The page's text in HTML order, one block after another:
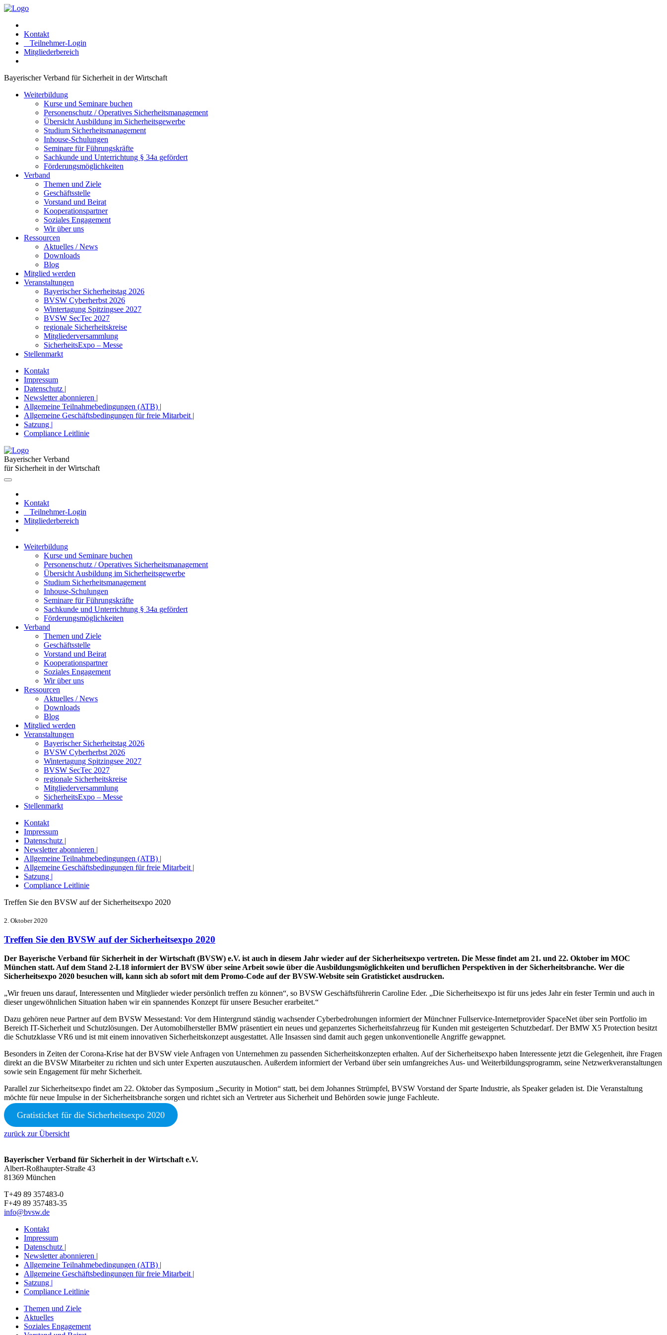
Kontakt
Teilnehmer-Login
Mitgliederbereich
Bayerischer Verband für Sicherheit in der Wirtschaft
Weiterbildung
Kurse und Seminare buchen
Personenschutz / Operatives Sicherheitsmanagement
Übersicht Ausbildung im Sicherheitsgewerbe
Studium Sicherheitsmanagement
Inhouse-Schulungen
Seminare für Führungskräfte
Sachkunde und Unterrichtung § 34a gefördert
Förderungsmöglichkeiten
Verband
Themen und Ziele
Geschäftsstelle
Vorstand und Beirat
Kooperationspartner
Soziales Engagement
Wir über uns
Ressourcen
Aktuelles / News
Downloads
Blog
Mitglied werden
Veranstaltungen
Bayerischer Sicherheitstag 2026
BVSW Cyberherbst 2026
Wintertagung Spitzingsee 2027
BVSW SecTec 2027
regionale Sicherheitskreise
Mitgliederversammlung
SicherheitsExpo – Messe
Stellenmarkt
Kontakt
Impressum
Datenschutz |
Newsletter abonnieren |
Allgemeine Teilnahmebedingungen (ATB) |
Allgemeine Geschäftsbedingungen für freie Mitarbeit |
Satzung |
Compliance Leitlinie
Bayerischer Verband
für Sicherheit in der Wirtschaft
Kontakt
Teilnehmer-Login
Mitgliederbereich
Weiterbildung
Kurse und Seminare buchen
Personenschutz / Operatives Sicherheitsmanagement
Übersicht Ausbildung im Sicherheitsgewerbe
Studium Sicherheitsmanagement
Inhouse-Schulungen
Seminare für Führungskräfte
Sachkunde und Unterrichtung § 34a gefördert
Förderungsmöglichkeiten
Verband
Themen und Ziele
Geschäftsstelle
Vorstand und Beirat
Kooperationspartner
Soziales Engagement
Wir über uns
Ressourcen
Aktuelles / News
Downloads
Blog
Mitglied werden
Veranstaltungen
Bayerischer Sicherheitstag 2026
BVSW Cyberherbst 2026
Wintertagung Spitzingsee 2027
BVSW SecTec 2027
regionale Sicherheitskreise
Mitgliederversammlung
SicherheitsExpo – Messe
Stellenmarkt
Kontakt
Impressum
Datenschutz |
Newsletter abonnieren |
Allgemeine Teilnahmebedingungen (ATB) |
Allgemeine Geschäftsbedingungen für freie Mitarbeit |
Satzung |
Compliance Leitlinie
Treffen Sie den BVSW auf der Sicherheitsexpo 2020
2. Oktober 2020
Treffen Sie den BVSW auf der Sicherheitsexpo 2020
Der Bayerische Verband für Sicherheit in der Wirtschaft (BVSW) e.V. ist auch in diesem Jahr wieder auf der Sicherheitsexpo vertreten. Die Messe findet am 21. und 22. Oktober im MOC
München statt. Auf dem Stand 2-L18 informiert der BVSW über seine Arbeit sowie über die Ausbildungsmöglichkeiten und beruflichen Perspektiven in der Sicherheitsbranche. Wer die
Sicherheitsexpo 2020 besuchen will, kann sich ab sofort mit dem Promo-Code auf der BVSW-Website sein Gratisticket ausdrucken.
„Wir freuen uns darauf, Interessenten und Mitglieder wieder persönlich treffen zu können“, so BVSW Geschäftsführerin Caroline Eder. „Die Sicherheitsexpo ist für uns jedes Jahr ein fester Termin und auch in
dieser ungewöhnlichen Situation haben wir ein spannendes Konzept für unsere Besucher erarbeitet.“
Dazu gehören neue Partner auf dem BVSW Messestand: Vor dem Hintergrund ständig wachsender Cyberbedrohungen informiert der Münchner Fullservice-Internetprovider SpaceNet über sein Portfolio im
Bereich IT-Sicherheit und Schutzlösungen. Der Automobilhersteller BMW präsentiert ein neues und gepanzertes Sicherheitsfahrzeug für Kunden mit gesteigerten Schutzbedarf. Der BMW X5 Protection besitzt
die Schutzklasse VR6 und ist mit einem innovativen Sicherheitskonzept ausgestattet. Alle Insassen sind damit auch gegen unkonventionelle Angriffe gewappnet.
Besonders in Zeiten der Corona-Krise hat der BVSW viele Anfragen von Unternehmen zu passenden Sicherheitskonzepten erhalten. Auf der Sicherheitsexpo haben Interessente jetzt die Gelegenheit, ihre Fragen
direkt an die BVSW Mitarbeiter zu richten und sich unter Experten auszutauschen. Außerdem informiert der Verband über sein umfangreiches Aus- und Weiterbildungsprogramm, seine Netzwerkveranstaltungen
sowie sein Engagement für mehr Sicherheit.
Parallel zur Sicherheitsexpo findet am 22. Oktober das Symposium „Security in Motion“ statt, bei dem Johannes Strümpfel, BVSW Vorstand der Sparte Industrie, als Speaker geladen ist. Die Veranstaltung
möchte für neue Impulse in der Sicherheitsbranche sorgen und richtet sich an Vertreter aus Sicherheit und Behörden sowie junge Fachleute.
Gratisticket für die Sicherheitsexpo 2020
zurück zur Übersicht
Bayerischer Verband für Sicherheit in der Wirtschaft e.V.
Albert-Roßhaupter-Straße 43
81369 München
T+49 89 357483-0
F+49 89 357483-35
info@bvsw.de
Kontakt
Impressum
Datenschutz |
Newsletter abonnieren |
Allgemeine Teilnahmebedingungen (ATB) |
Allgemeine Geschäftsbedingungen für freie Mitarbeit |
Satzung |
Compliance Leitlinie
Themen und Ziele
Aktuelles
Soziales Engagement